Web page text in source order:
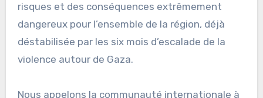
risques et des conséquences extrêmement
dangereux pour l’ensemble de la région, déjà
déstabilisée par les six mois d’escalade de la
violence autour de Gaza.
Nous appelons la communauté internationale à